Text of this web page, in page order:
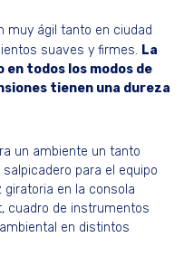
muy ágil tanto en ciudad
suaves y firmes. La
todos los modos de
tienen una dureza
un ambiente un tanto
para el equipo
en la consola
cuadro de instrumentos
en distintos